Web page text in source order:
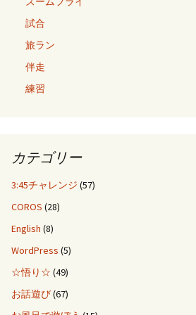
試合
旅ラン
伴走
練習
カテゴリー
3:45チャレンジ (57)
COROS (28)
English (8)
WordPress (5)
☆悟り☆ (49)
お話遊び(67)